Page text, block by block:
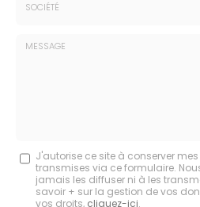
Message
J'autorise ce site à conserver
transmises via ce formulaire.
jamais les diffuser ni à les
savoir + sur la gestion de vos
vos droits, cliquez-ici.